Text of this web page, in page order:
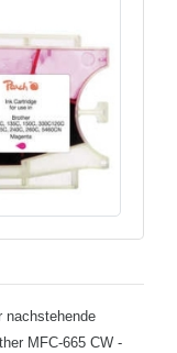
nachstehende
MFC-665 CW -